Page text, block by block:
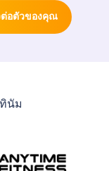
ต่อตัวของคุณ
นัม